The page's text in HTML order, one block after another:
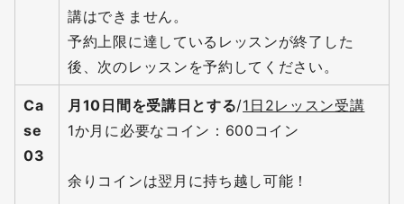
講はできません。
予約上限に達しているレッスンが終了した
後、次のレッスンを予約してください。
Ca
se
03
月10日間を受講日とする/1日2レッスン受講
1か月に必要なコイン：600コイン
余りコインは翌月に持ち越し可能！